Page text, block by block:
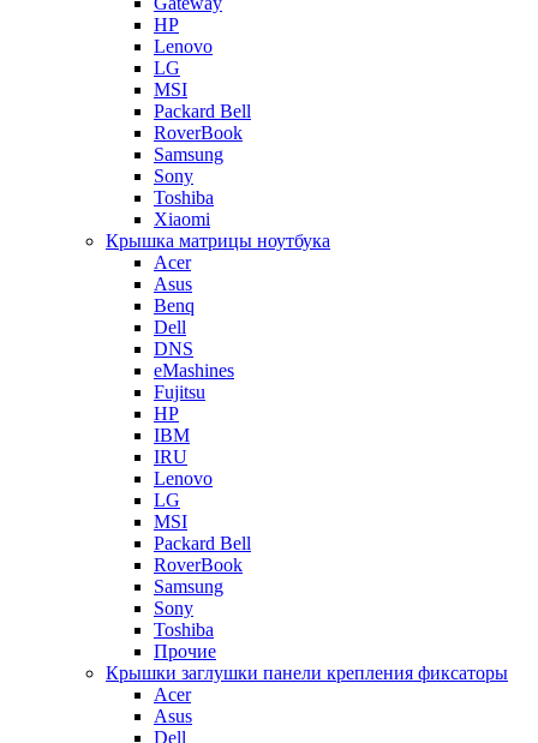
HP
Lenovo
LG
MSI
Packard Bell
RoverBook
Samsung
Sony
Toshiba
Xiaomi
Крышка матрицы ноутбука
Acer
Asus
Benq
Dell
DNS
eMashines
Fujitsu
HP
IBM
IRU
Lenovo
LG
MSI
Packard Bell
RoverBook
Samsung
Sony
Toshiba
Прочие
Крышки заглушки панели крепления фиксаторы
Acer
Asus
Dell